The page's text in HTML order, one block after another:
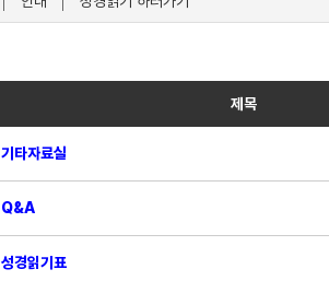
제목
기타자료실
Q&A
성경읽기표